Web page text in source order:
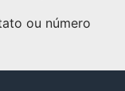
ou número